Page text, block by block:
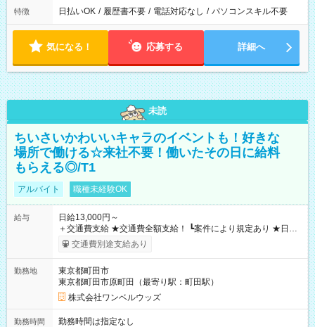
特徴 日払いOK / 履歴書不要 / 電話対応なし / パソコンスキル不要
気になる！ 応募する 詳細へ
未読
ちいさいかわいいキャラのイベントも！好きな
場所で働ける☆来社不要！働いたその日に給料
もらえる◎/T1
アルバイト 職種未経験OK
給与
日給13,000円～
＋交通費支給 ★交通費全額支給！ ┗案件により規定あり ★日払
いOK！（規定あり） ┗働いたその日に現金GET♪ お仕事後はコ
ンビニATMから 日払い分を引き落とせます！ 【試用期間】試
交通費別途支給あり
勤務地
東京都町田市
東京都町田市原町田（最寄り駅：町田駅）
株式会社ワンベルウッズ
勤務時間
勤務時間は指定なし